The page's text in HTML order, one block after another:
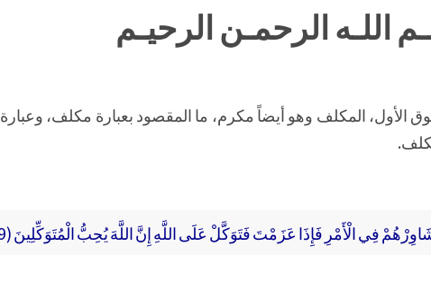
اللـه الرحمـن الرحيـم
الأول، المكلف وهو أيضاً مكرم، ما المقصود بعبارة مكلف،
فِي الْأَمْرِ فَإِذَا عَزَمْتَ فَتَوَكَّلْ عَلَى اللَّهِ إِنَّ اللَّهَ يُحِبُّ الْمُتَوَكِّلِينَ (159)﴾